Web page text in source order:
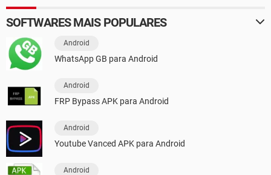
SOFTWARES MAIS POPULARES
Android
WhatsApp GB para Android
Android
FRP Bypass APK para Android
Android
Youtube Vanced APK para Android
Android